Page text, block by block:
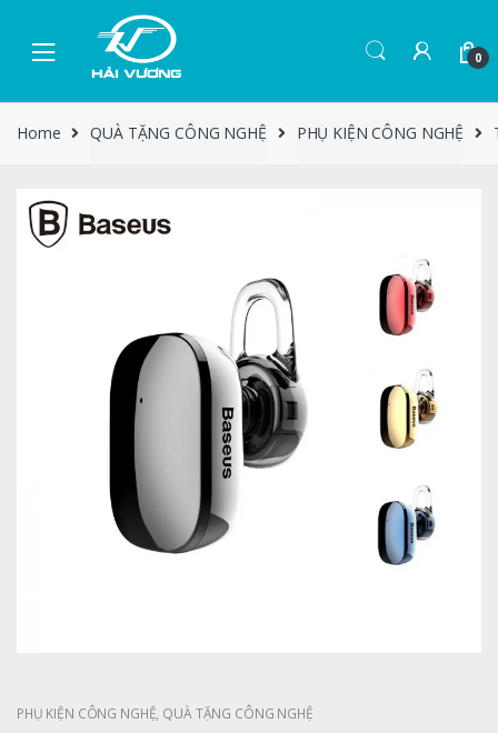
0
Home QUÀ TẶNG CÔNG NGHỆ PHỤ KIỆN CÔNG NGHỆ
PHỤ KIỆN CÔNG NGHỆ, QUÀ TẶNG CÔNG NGHỆ